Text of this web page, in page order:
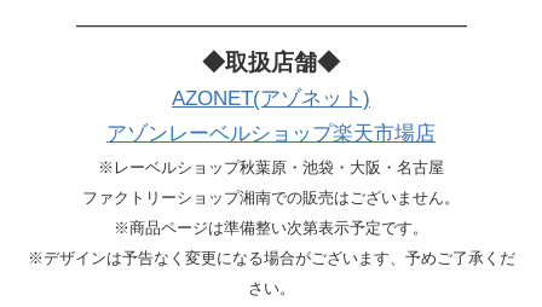
—————————————————
◆取扱店舗◆
AZONET(アゾネット)
アゾンレーベルショップ楽天市場店
※レーベルショップ秋葉原・池袋・大阪・名古屋
ファクトリーショップ湘南での販売はございません。
※商品ページは準備整い次第表示予定です。
※デザインは予告なく変更になる場合がございます、予めご了承くだ
さい。